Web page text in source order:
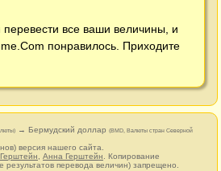
все ваши величины, и
понравилось. Приходите
→ Бермудский доллар (BMD, Валюты стран Северной
версия нашего сайта.
Анна Герштейн . Копирование
результатов перевода величин) запрещено.